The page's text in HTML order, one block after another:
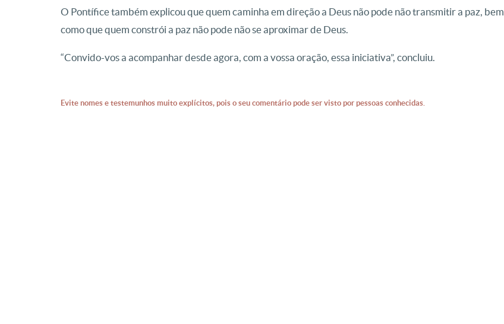
O Pontífice também explicou que quem caminha em direção a Deus não pode não transmitir a paz, bem
como que quem constrói a paz não pode não se aproximar de Deus.
“Convido-vos a acompanhar desde agora, com a vossa oração, essa iniciativa”, concluiu.
Evite nomes e testemunhos muito explícitos, pois o seu comentário pode ser visto por pessoas conhecidas.